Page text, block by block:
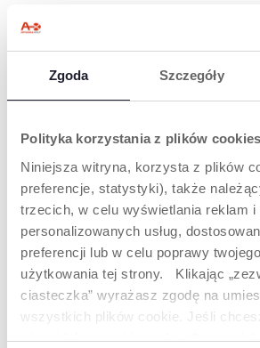
Zgoda Szczegóły
Polityka korzystania z plików cookies
Niniejsza witryna, korzysta z plików
preferencje, statystyki), także
trzecich, w celu wyświetlania reklam i
personalizowanych usług,
preferencji lub w celu poprawy
użytkowania tej strony. Klikając
ciasteczka” wyrażasz zgodę na
wszystkich plików cookie. Jeśli
więcej lub wyrazić zgodę tylko na
DŹWIĘKOWE
Autko wydaje odgłosy
takie jak dźwięk
klaksonu i warkot
silnika dla jeszcze
bardziej ekscytującej
zabawy!